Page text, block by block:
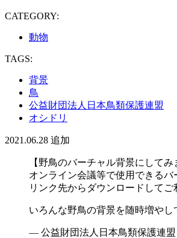
CATEGORY:
動物
TAGS:
背景
鳥
公益財団法人日本鳥類保護連盟
オシドリ
2021.06.28 追加
【野鳥のバーチャル背景にしてみ
オンライン会議等で使用できるバ
リンク先からダウンロードしてご
いろんな野鳥の背景を随時増やし
— 公益財団法人日本鳥類保護連盟